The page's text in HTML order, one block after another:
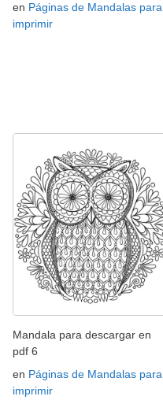
en Páginas de Mandalas para
imprimir
Mandala para descargar en
pdf 6
en Páginas de Mandalas para
imprimir